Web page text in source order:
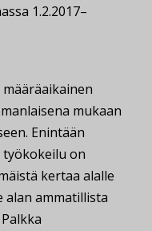
1.2.2017–
mukaan
Enintään
on
kertaa alalle
alan ammatillista